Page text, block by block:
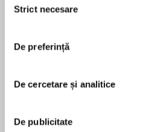
consimțământului
Strict necesare
De preferință
De cercetare și analitice
De publicitate
Lord of the Rings look back,
when Morgoth, the first
Middle-Earth, and the
upon him for the recovery
jewels containing the pure
În acest moment nu
J. R. R. Tolkien